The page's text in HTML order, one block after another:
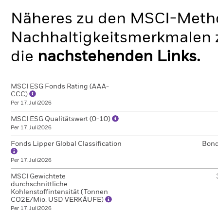
Näheres zu den MSCI-
Nachhaltigkeitsmerkmalen
die nachstehenden Links.
MSCI ESG Fonds Rating (AAA-
CCC)
Per 17.Juli2026
MSCI ESG Qualitätswert (0-10)
Per 17.Juli2026
Fonds Lipper Global Classification
Per 17.Juli2026
MSCI Gewichtete
durchschnittliche
Kohlenstoffintensität (Tonnen
CO2E/Mio. USD VERKÄUFE)
Per 17.Juli2026